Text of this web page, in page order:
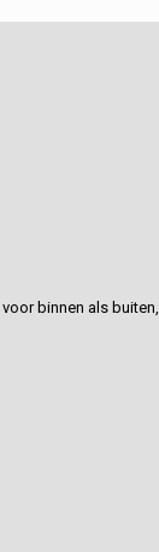
binnen als buiten,